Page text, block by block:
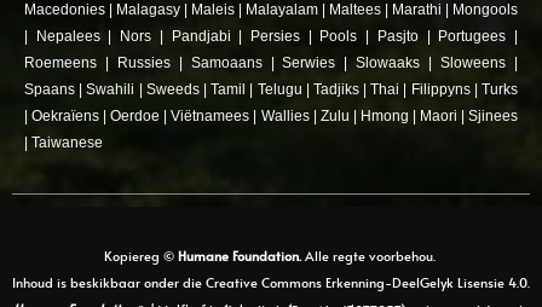
Macedonies
Malagasy Maleis Malayalam Maltees Marathi
Mongools
Nepalees| Nors Pandjabi Persies Pools Pasjto| Portugees
Roemeens
Russies| Samoaans|Serwies |Slowaaks |Sloweens
Spaans |Swahili Sweeds|Tamil Telugu Tadjiks|Thai Filippyns| Turks
|Oekraïens |Oerdoe |Viëtnamees Wallies| Zulu Hmong Maori |Sjinees
Taiwanese
Kopiereg © Humane Foundation.Alle regte voorbehou.
Inhoud is beskikbaar onder die Creative Commons Erkenning-DeelGelyk Lisensie 4.0.